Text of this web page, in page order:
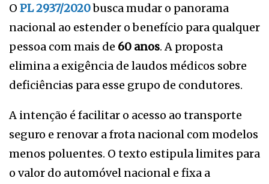
O PL 2937/2020busca mudar o panorama
nacional ao estender o benefício para qualquer
pessoa com mais de 60 anos. A proposta
elimina a exigência de laudos médicos sobre
deficiências para esse grupo de condutores.
A intenção é facilitar o acesso ao transporte
seguro e renovar a frota nacional com modelos
menos poluentes. O texto estipula limites para
o valor do automóvel nacional e fixa a